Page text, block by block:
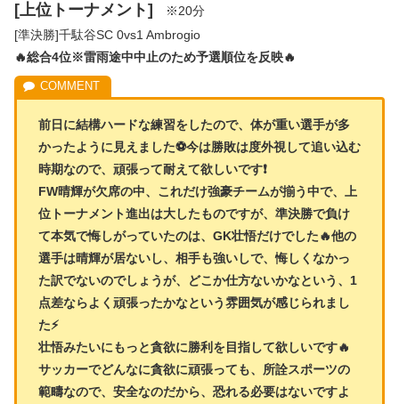
[上位トーナメント]
※20分
[準決勝]千駄谷SC 0vs1 Ambrogio
🔥総合4位※雷雨途中中止のため予選順位を反映🔥
前日に結構ハードな練習をしたので、体が重い選手が多
かったように見えました⚽今は勝敗は度外視して追い込む
時期なので、頑張って耐えて欲しいです❗
FW晴輝が欠席の中、これだけ強豪チームが揃う中で、上
位トーナメント進出は大したものですが、準決勝で負け
て本気で悔しがっていたのは、GK壮悟だけでした🔥他の
選手は晴輝が居ないし、相手も強いしで、悔しくなかっ
た訳でないのでしょうが、どこか仕方ないかなという、1
点差ならよく頑張ったかなという雰囲気が感じられまし
た⚡
壮悟みたいにもっと貪欲に勝利を目指して欲しいです🔥
サッカーでどんなに貪欲に頑張っても、所詮スポーツの
範疇なので、安全なのだから、恐れる必要はないですよ